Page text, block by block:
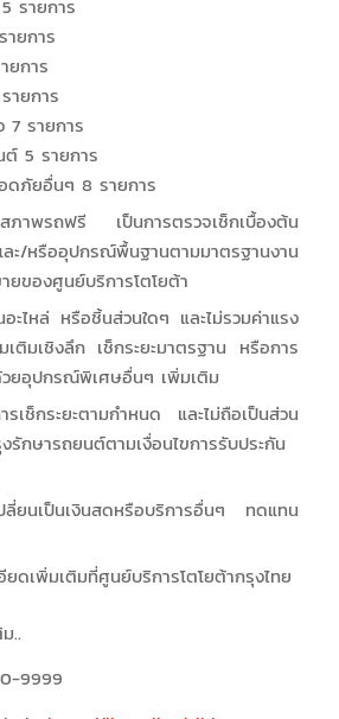
รายการ
ายการ
ยการ
ายการ
7 รายการ
ต์ 5 รายการ
ดภัยอื่นๆ 8 รายการ
สภาพรถฟรี เป็นการตรวจเช็กเบื้องต้น
/หรืออุปกรณ์พื้นฐานตามมาตรฐานงาน
ยของศูนย์บริการโตโยต้า
อะไหล่ หรือชิ้นส่วนใดๆ และไม่รวมค่าแรง
เติมเชิงลึก เช็กระยะมาตรฐาน หรือการ
ยอุปกรณ์พิเศษอื่นๆ เพิ่มเติม
ารเช็กระยะตามกำหนด และไม่ถือเป็นส่วน
รักษารถยนต์ตามเงื่อนไขการรับประกัน
ลี่ยนเป็นเงินสดหรือบริการอื่นๆ ทดแทน
ยดเพิ่มเติมที่ศูนย์บริการโตโยต้ากรุงไทย
..
9999